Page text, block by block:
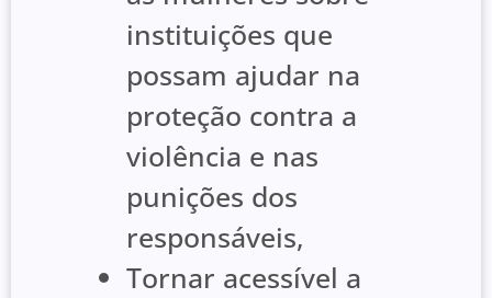
instituições que
possam ajudar na
proteção contra a
violência e nas
punições dos
responsáveis,
Tornar acessível a